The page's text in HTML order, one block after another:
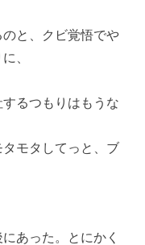
と、クビ覚悟でや
、
するつもりはもうな
タモタしてっと、ブ
あった。とにかく